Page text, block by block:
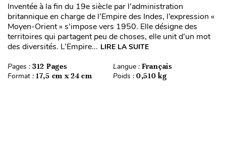
Inventée à la fin du 19e siècle par l’administration
britannique en charge de l’Empire des Indes, l’expression «
Moyen-Orient » s’impose vers 1950. Elle désigne des
territoires qui partagent peu de choses, elle unit d’un mot
des diversités. L’Empire... LIRE LA SUITE
Pages : 312 Pages Langue : Français
Format : 17,5 cm x 24 cm Poids : 0,510 kg